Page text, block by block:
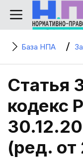
База НПА
Статья
кодекс
(ред. от